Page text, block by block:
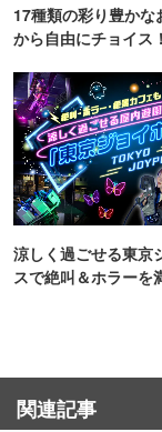
17種類の彩り豊かな
から自由にチョイス！
涼しく過ごせる東京
スで絶叫＆ホラーを
関連記事